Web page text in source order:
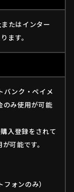
（別ウィンドウで開く
たはインター
ます。
バンク・ペイメ
のみ使⽤が可能
⼊登録をされて
可能です。
ォンのみ）